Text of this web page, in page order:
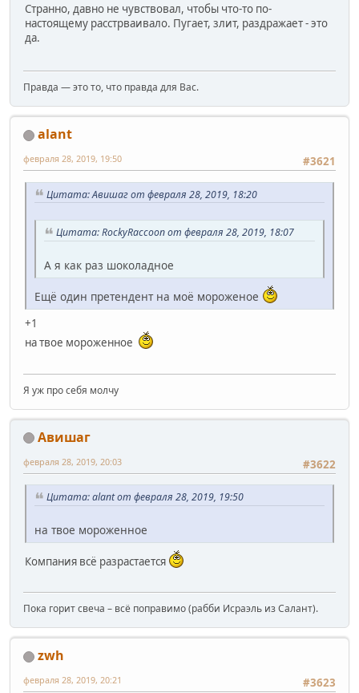
Странно, давно не чувствовал, чтобы что-то по-
настоящему расстрваивало. Пугает, злит, раздражает - это
да.
Правда — это то, что правда для Вас.
alant
#3621
февраля 28, 2019, 19:50
Цитата: Авишаг от февраля 28, 2019, 18:20
Цитата: RockyRaccoon от февраля 28, 2019, 18:07
А я как раз шоколадное
Ещё один претендент на моё мороженое
+1
на твое мороженное
Я уж про себя молчу
Авишаг
#3622
февраля 28, 2019, 20:03
Цитата: alant от февраля 28, 2019, 19:50
на твое мороженное
Компания всё разрастается
Пока горит свеча – всё поправимо (рабби Исраэль из Салант).
zwh
#3623
февраля 28, 2019, 20:21